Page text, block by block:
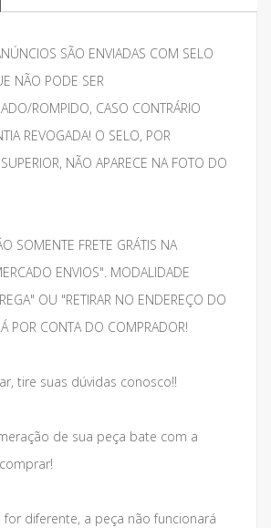
SÃO ENVIADAS COM SELO
NÃO PODE SER
ROMPIDO, CASO CONTRÁRIO
REVOGADA! O SELO, POR
NÃO APARECE NA FOTO DO
SOMENTE FRETE GRÁTIS NA
ENVIOS". MODALIDADE
OU "RETIRAR NO ENDEREÇO DO
POR CONTA DO COMPRADOR!
tire suas dúvidas conosco!!
de sua peça bate com a
for diferente, a peça não funcionará